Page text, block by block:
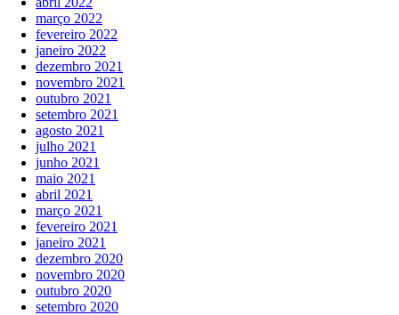
março 2022
fevereiro 2022
janeiro 2022
dezembro 2021
novembro 2021
outubro 2021
setembro 2021
agosto 2021
julho 2021
junho 2021
maio 2021
abril 2021
março 2021
fevereiro 2021
janeiro 2021
dezembro 2020
novembro 2020
outubro 2020
setembro 2020